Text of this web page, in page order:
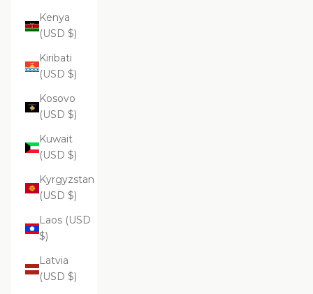
Kenya
(USD $)
Kiribati
(USD $)
Kosovo
(USD $)
Kuwait
(USD $)
Kyrgyzstan
(USD $)
Laos (USD
$)
Latvia
(USD $)